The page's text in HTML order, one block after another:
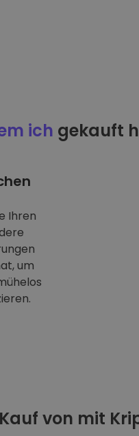
ich gekauft
Ihren
um
von mit